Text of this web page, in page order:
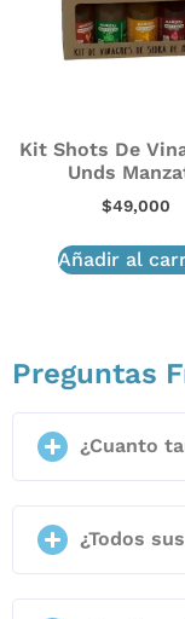
Kit Shots De
Unds
$49,000
Añadir al
Preguntas
¿Cuanto
¿Todos